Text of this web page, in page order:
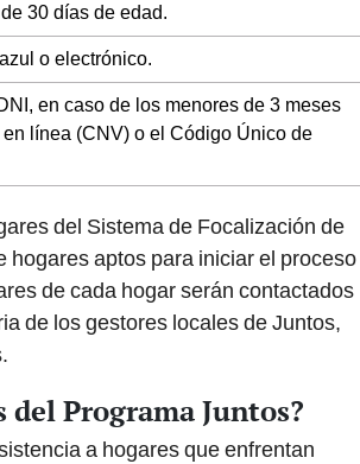
30 días de edad.
o electrónico.
en caso de los menores de 3 meses
línea (CNV) o el Código Único de
del Sistema de Focalización de
hogares aptos para iniciar el proceso
de cada hogar serán contactados
de los gestores locales de Juntos,
Programa Juntos?
a hogares que enfrentan